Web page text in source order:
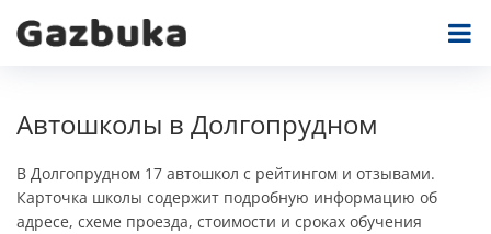
Автошколы в Долгопрудном
В Долгопрудном 17 автошкол с рейтингом и отзывами.
Карточка школы содержит подробную информацию об
адресе, схеме проезда, стоимости и сроках обучения